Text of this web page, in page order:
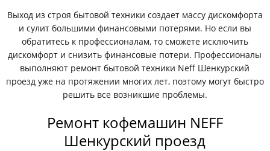
Выход из строя бытовой техники создает массу дискомфорта
и сулит большими финансовыми потерями. Но если вы
обратитесь к профессионалам, то сможете исключить
дискомфорт и снизить финансовые потери. Профессионалы
выполняют ремонт бытовой техники Neff Шенкурский
проезд уже на протяжении многих лет, поэтому могут быстро
решить все возникшие проблемы.
Ремонт кофемашин NEFF
Шенкурский проезд